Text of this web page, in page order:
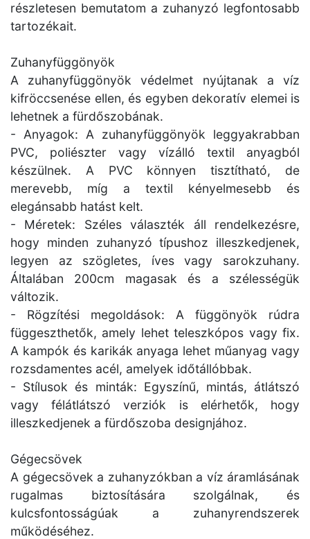
részletesen bemutatom a zuhanyzó legfontosabb
tartozékait.
Zuhanyfüggönyök
A zuhanyfüggönyök védelmet nyújtanak a víz
kifröccsenése ellen, és egyben dekoratív elemei is
lehetnek a fürdőszobának.
- Anyagok: A zuhanyfüggönyök leggyakrabban
PVC, poliészter vagy vízálló textil anyagból
készülnek. A PVC könnyen tisztítható, de
merevebb, míg a textil kényelmesebb és
elegánsabb hatást kelt.
- Méretek: Széles választék áll rendelkezésre,
hogy minden zuhanyzó típushoz illeszkedjenek,
legyen az szögletes, íves vagy sarokzuhany.
Általában 200cm magasak és a szélességük
változik.
- Rögzítési megoldások: A függönyök rúdra
függeszthetők, amely lehet teleszkópos vagy fix.
A kampók és karikák anyaga lehet műanyag vagy
rozsdamentes acél, amelyek időtállóbbak.
- Stílusok és minták: Egyszínű, mintás, átlátszó
vagy félátlátszó verziók is elérhetők, hogy
illeszkedjenek a fürdőszoba designjához.
Gégecsövek
A gégecsövek a zuhanyzókban a víz áramlásának
rugalmas biztosítására szolgálnak, és
kulcsfontosságúak a zuhanyrendszerek
működéséhez.